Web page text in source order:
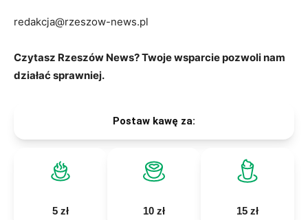
redakcja@rzeszow-news.pl
Czytasz Rzeszów News? Twoje wsparcie pozwoli nam
działać sprawniej.
Postaw kawę za:
5 zł 10 zł 15 zł